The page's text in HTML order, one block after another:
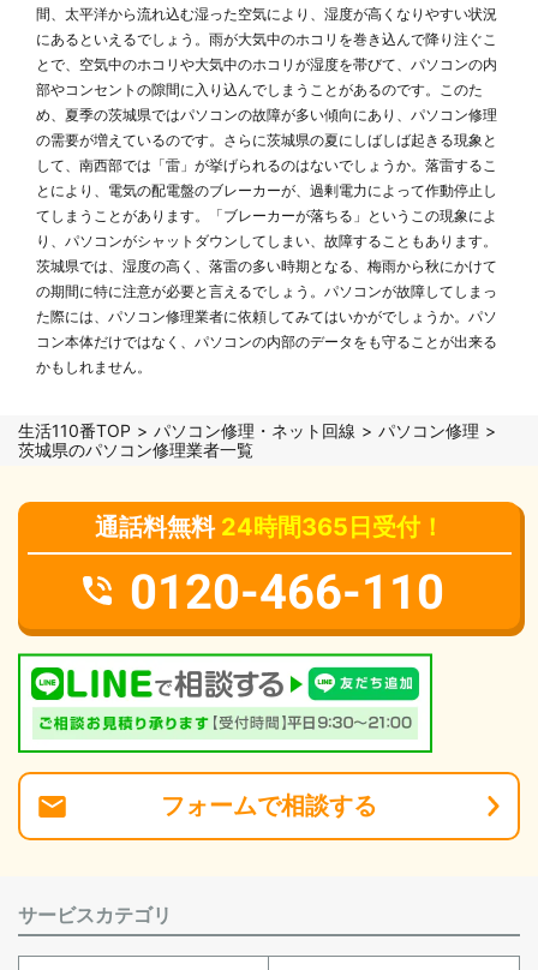
間、太平洋から流れ込む湿った空気により、湿度が高くなりやすい状況
にあるといえるでしょう。雨が大気中のホコリを巻き込んで降り注ぐこ
とで、空気中のホコリや大気中のホコリが湿度を帯びて、パソコンの内
部やコンセントの隙間に入り込んでしまうことがあるのです。このた
め、夏季の茨城県ではパソコンの故障が多い傾向にあり、パソコン修理
の需要が増えているのです。さらに茨城県の夏にしばしば起きる現象と
して、南西部では「雷」が挙げられるのはないでしょうか。落雷するこ
とにより、電気の配電盤のブレーカーが、過剰電力によって作動停止し
てしまうことがあります。「ブレーカーが落ちる」というこの現象によ
り、パソコンがシャットダウンしてしまい、故障することもあります。
茨城県では、湿度の高く、落雷の多い時期となる、梅雨から秋にかけて
の期間に特に注意が必要と言えるでしょう。パソコンが故障してしまっ
た際には、パソコン修理業者に依頼してみてはいかがでしょうか。パソ
コン本体だけではなく、パソコンの内部のデータをも守ることが出来る
かもしれません。
生活110番TOP パソコン修理・ネット回線
パソコン修理
茨城県のパソコン修理業者一覧
通話料無料 24時間365日受付！
0120-466-110
フォームで相談する
サービスカテゴリ